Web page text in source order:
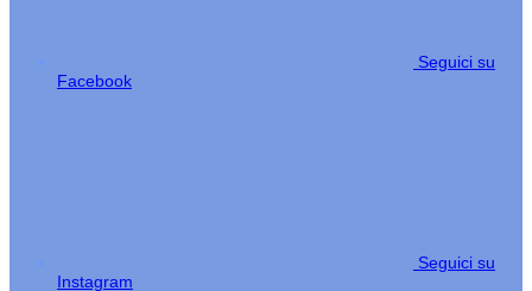
Seguici su
Facebook
Seguici su
Instagram